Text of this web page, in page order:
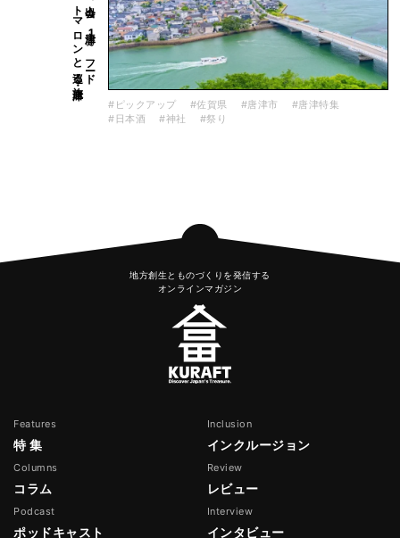
#ピックアップ #佐賀県 #唐津市
#唐津特集
#日本酒
#神社 #祭り
地方創生とものづくりを発信する
オンラインマガジン
Features
特 集
Inclusion
インクルージョン
Columns
コラム
Review
レビュー
Podcast
ポッドキャスト
Interview
インタビュー